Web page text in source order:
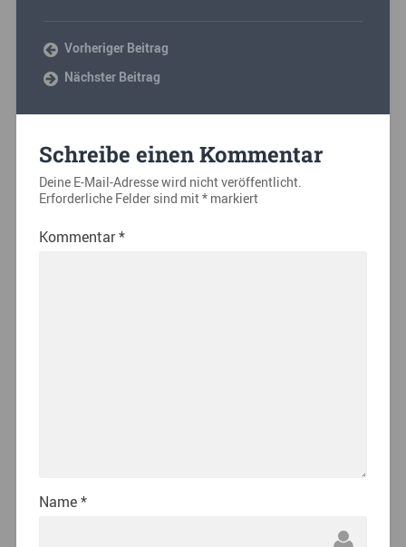
Vorheriger Beitrag
Nächster Beitrag
Schreibe einen Kommentar
Deine E-Mail-Adresse wird nicht veröffentlicht.
Erforderliche Felder sind mit*markiert
Kommentar*
Name*